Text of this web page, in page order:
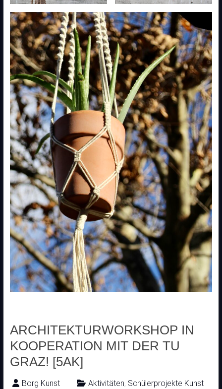
ARCHITEKTURWORKSHOP IN
KOOPERATION MIT DER TU
GRAZ! [5AK]
Borg Kunst Aktivitäten, Schülerprojekte Kunst